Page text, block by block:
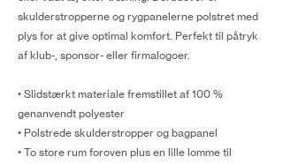
skulderstropperne og rygpanelerne polstret med
plys for at give optimal komfort. Perfekt til påtryk
af klub-, sponsor- eller firmalogoer.
• Slidstærkt materiale fremstillet af 100 %
genanvendt polyester
• Polstrede skulderstropper og bagpanel
• To store rum foroven plus en lille lomme til